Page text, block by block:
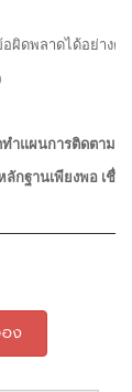
ผิดพลาดได้อย่างตร
ทำแผนการติดตามเ
กฐานเพียงพอ เชื่อ
ง